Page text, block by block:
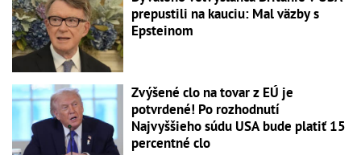
prepustili na kauciu: Mal väzby s
Epsteinom
Zvýšené clo na tovar z EÚ je
potvrdené! Po rozhodnutí
Najvyššieho súdu USA bude platiť 15
percentné clo